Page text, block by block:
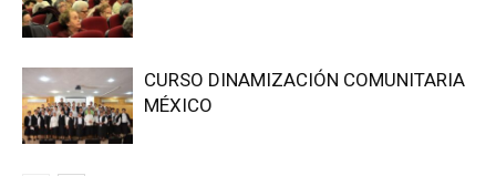
CURSO DINAMIZACIÓN COMUNITARIA
MÉXICO